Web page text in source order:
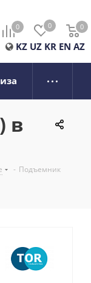
0 0 0
0
KZ UZ KR EN AZ
в
- Подъемник